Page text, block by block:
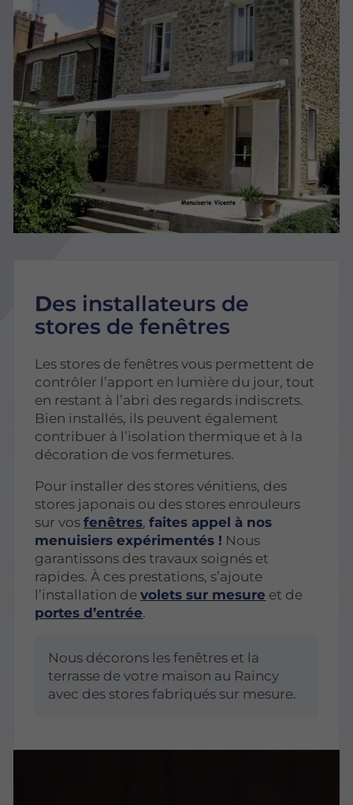
Des installateurs de
stores de fenêtres
Les stores de fenêtres vous permettent de
contrôler l’apport en lumière du jour, tout
en restant à l’abri des regards indiscrets.
Bien installés, ils peuvent également
contribuer à l’isolation thermique et à la
décoration de vos fermetures.
Pour installer des stores vénitiens, des
stores japonais ou des stores enrouleurs
sur vosfenêtres,faites appel à nos
menuisiers expérimentés ! Nous
garantissons des travaux soignés et
rapides. À ces prestations, s’ajoute
l’installation devolets sur mesure et de
portes d’entrée.
Nous décorons les fenêtres et la
terrasse de votre maison au Raincy
avec des stores fabriqués sur mesure.